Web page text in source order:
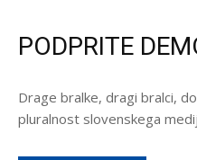
PODPRITE
Drage bralke, dragi bralci,
pluralnost slovenskega